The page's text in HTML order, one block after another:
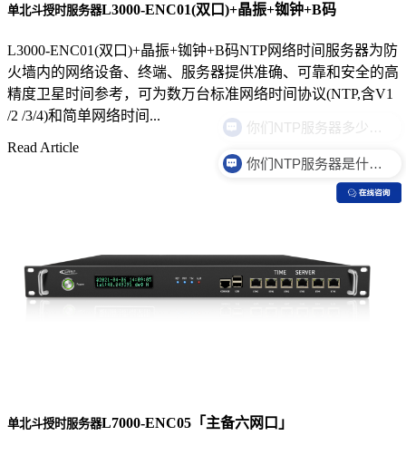
单北斗授时服务器L3000-ENC01(双口)+晶振+铷钟+B码
L3000-ENC01(双口)+晶振+铷钟+B码NTP网络时间服务器为防
火墙内的网络设备、终端、服务器提供准确、可靠和安全的高
精度卫星时间参考，可为数万台标准网络时间协议(NTP,含V1
/2 /3/4)和简单网络时间...
Read Article
单北斗授时服务器L7000-ENC05「主备六网口」
你们NTP服务器是什么价格？